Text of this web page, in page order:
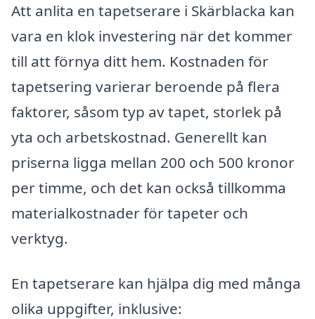
Att anlita en tapetserare i Skärblacka kan
vara en klok investering när det kommer
till att förnya ditt hem. Kostnaden för
tapetsering varierar beroende på flera
faktorer, såsom typ av tapet, storlek på
yta och arbetskostnad. Generellt kan
priserna ligga mellan 200 och 500 kronor
per timme, och det kan också tillkomma
materialkostnader för tapeter och
verktyg.
En tapetserare kan hjälpa dig med många
olika uppgifter, inklusive: